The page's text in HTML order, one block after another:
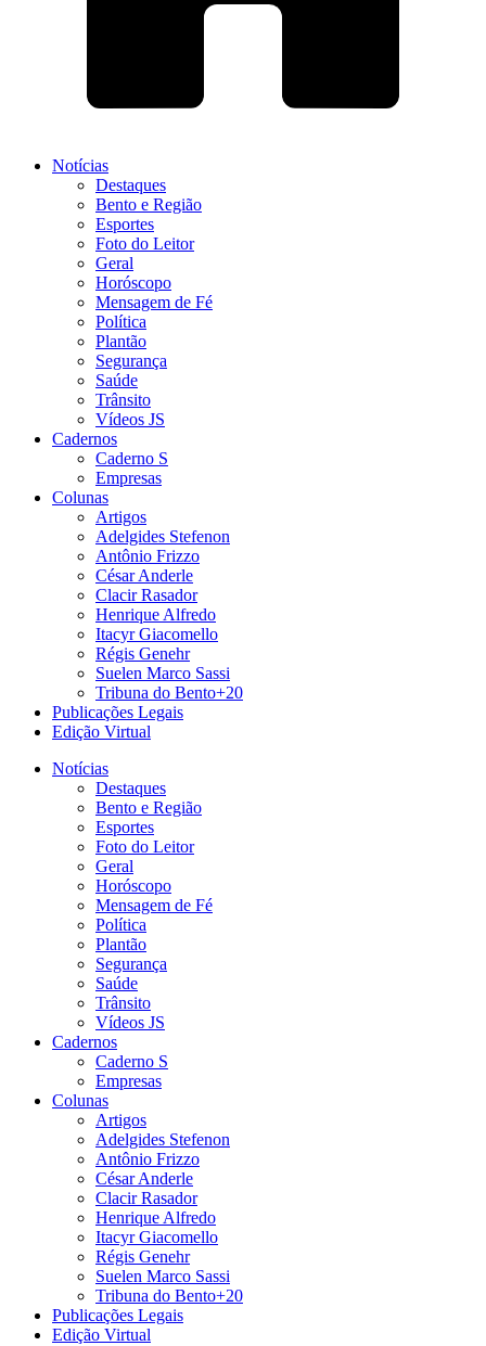
Notícias
Destaques
Bento e Região
Esportes
Foto do Leitor
Geral
Horóscopo
Mensagem de Fé
Política
Plantão
Segurança
Saúde
Trânsito
Vídeos JS
Cadernos
Caderno S
Empresas
Colunas
Artigos
Adelgides Stefenon
Antônio Frizzo
César Anderle
Clacir Rasador
Henrique Alfredo
Itacyr Giacomello
Régis Genehr
Suelen Marco Sassi
Tribuna do Bento+20
Publicações Legais
Edição Virtual
Notícias
Destaques
Bento e Região
Esportes
Foto do Leitor
Geral
Horóscopo
Mensagem de Fé
Política
Plantão
Segurança
Saúde
Trânsito
Vídeos JS
Cadernos
Caderno S
Empresas
Colunas
Artigos
Adelgides Stefenon
Antônio Frizzo
César Anderle
Clacir Rasador
Henrique Alfredo
Itacyr Giacomello
Régis Genehr
Suelen Marco Sassi
Tribuna do Bento+20
Publicações Legais
Edição Virtual